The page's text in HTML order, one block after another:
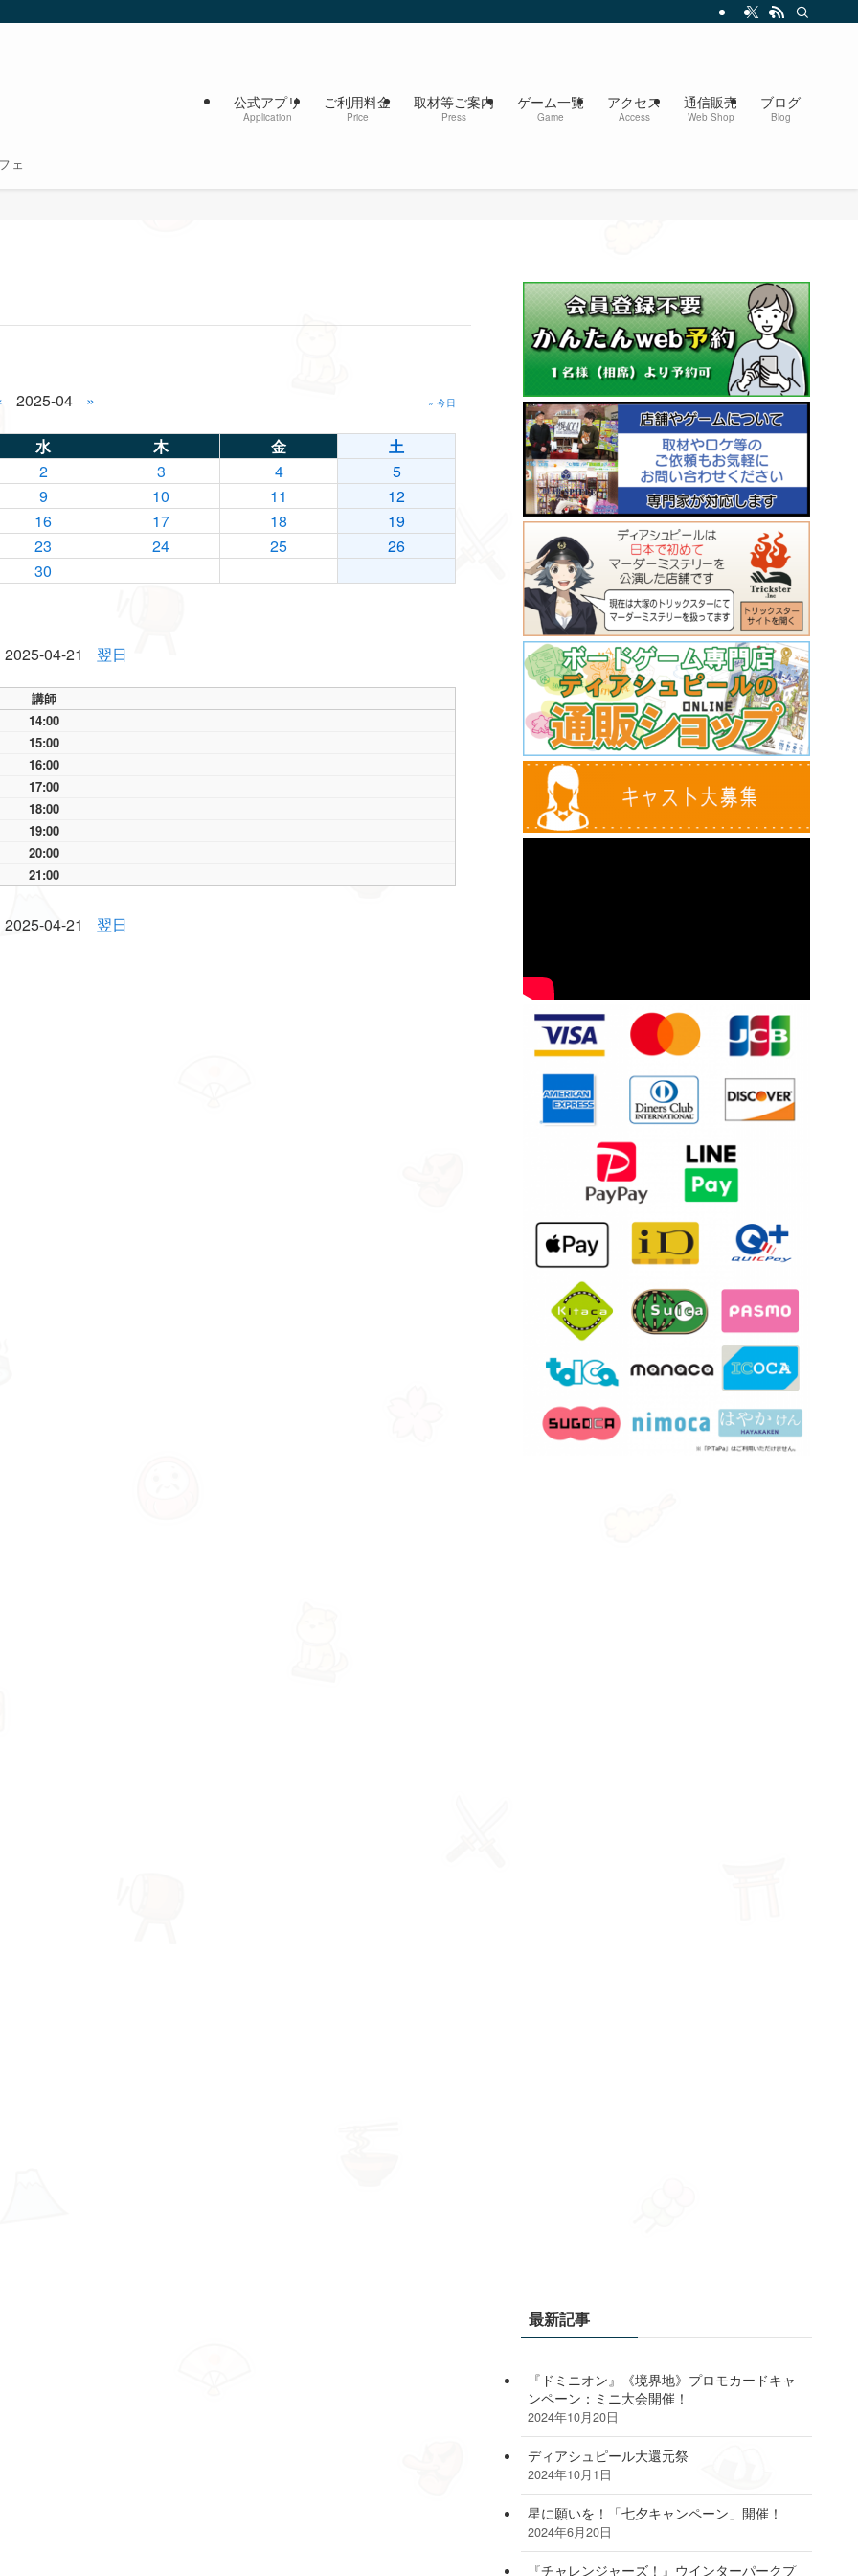
ェ
公式アプリ
Application
ご利用料金
Price
取材等ご案内
Press
ゲーム一覧
Game
アクセス
Access
通信販売
Web Shop
ブログ
Blog
2025-04 » » 今日
水 木 金
土
2
3 4
5
9
10 11
12
16
17 18
19
23
24 25
26
30
2025-04-21 翌日
講師
14:00
15:00
16:00
17:00
18:00
19:00
20:00
21:00
2025-04-21 翌日
最新記事
『ドミニオン』《境界地》プロモカードキャ
ンペーン：ミニ大会開催！
2024年10月20日
ディアシュピール大還元祭
2024年10月1日
星に願いを！「七夕キャンペーン」開催！
2024年6月20日
『チャレンジャーズ！』ウインターパークプ